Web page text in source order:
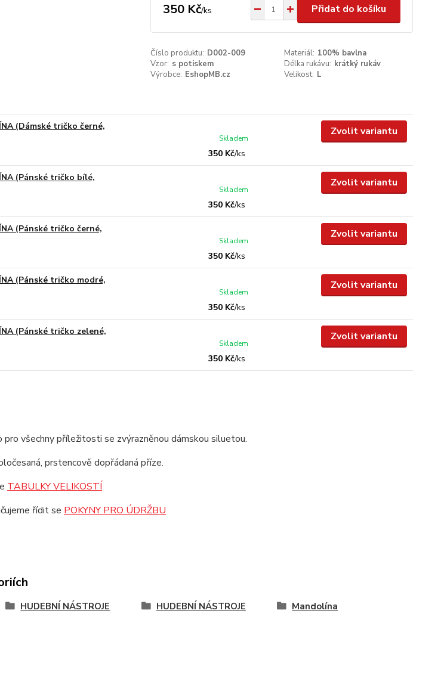
350 Kč/ks Přidat do košíku
Číslo produktu: D002-009 Materiál: 100% bavlna
Vzor: s potiskem Délka rukávu: krátký rukáv
Výrobce: EshopMB.cz Velikost: L
(Dámské tričko černé,
350 Kč/ks
Skladem
Zvolit variantu
(Pánské tričko bílé,
350 Kč/ks
Skladem
Zvolit variantu
(Pánské tričko černé,
350 Kč/ks
Skladem
Zvolit variantu
(Pánské tričko modré,
350 Kč/ks
Skladem
Zvolit variantu
(Pánské tričko zelené,
350 Kč/ks
Skladem
Zvolit variantu
všechny příležitosti se zvýrazněnou dámskou siluetou.
prstencově dopřádaná příze.
TABULKY VELIKOSTÍ
řídit se POKYNY PRO ÚDRŽBU
HUDEBNÍ NÁSTROJE HUDEBNÍ NÁSTROJE
Mandolína